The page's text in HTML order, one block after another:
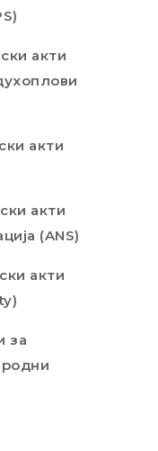
акти
акти
акти
(ANS)
акти
за